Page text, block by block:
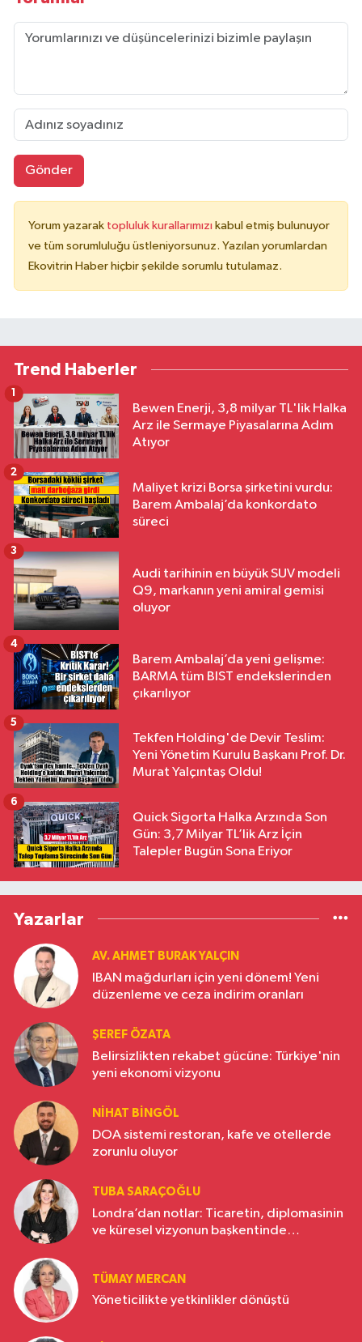
Gönder
Yorum yazarak topluluk kurallarımızı kabul etmiş bulunuyor
ve tüm sorumluluğu üstleniyorsunuz. Yazılan yorumlardan
Ekovitrin Haber hiçbir şekilde sorumlu tutulamaz.
Trend Haberler
Bewen Enerji, 3,8 milyar TL'lik Halka
Arz ile Sermaye Piyasalarına Adım
Atıyor
1
Maliyet krizi Borsa şirketini vurdu:
Barem Ambalaj’da konkordato
süreci
2
Audi tarihinin en büyük SUV modeli
Q9, markanın yeni amiral gemisi
oluyor
3
Barem Ambalaj’da yeni gelişme:
BARMA tüm BIST endekslerinden
çıkarılıyor
4
Tekfen Holding'de Devir Teslim:
Yeni Yönetim Kurulu Başkanı Prof. Dr.
Murat Yalçıntaş Oldu!
5
Quick Sigorta Halka Arzında Son
Gün: 3,7 Milyar TL’lik Arz İçin
Talepler Bugün Sona Eriyor
6
Yazarlar
AV. AHMET BURAK YALÇIN
IBAN mağdurları için yeni dönem! Yeni
düzenleme ve ceza indirim oranları
ŞEREF ÖZATA
Belirsizlikten rekabet gücüne: Türkiye'nin
yeni ekonomi vizyonu
NIHAT BINGÖL
DOA sistemi restoran, kafe ve otellerde
zorunlu oluyor
TUBA SARAÇOĞLU
Londra’dan notlar: Ticaretin, diplomasinin
ve küresel vizyonun başkentinde
TÜMAY MERCAN
Yöneticilikte yetkinlikler dönüştü